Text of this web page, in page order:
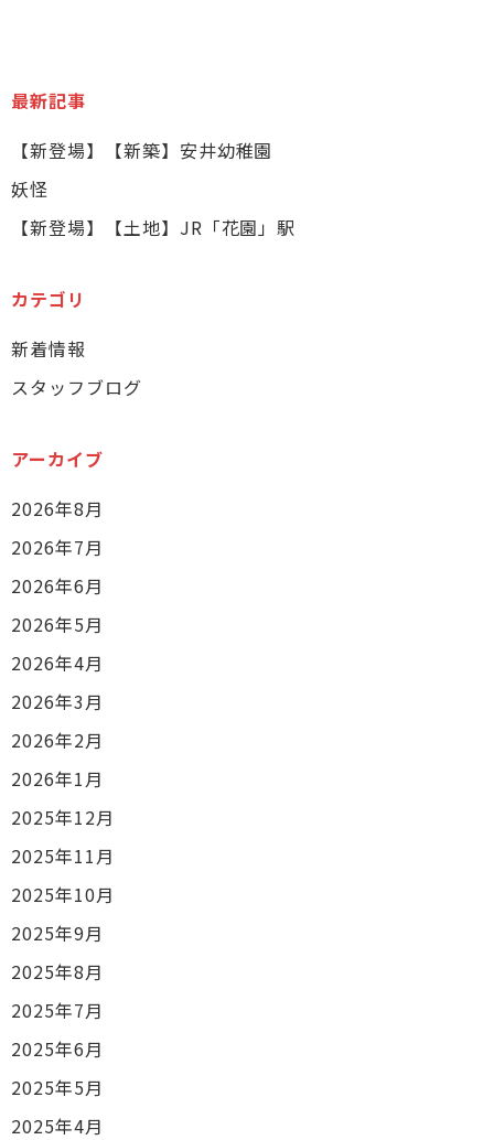
最新記事
【新登場】【新築】安井幼稚園
妖怪
【新登場】【土地】JR「花園」駅
カテゴリ
新着情報
スタッフブログ
アーカイブ
2026年8月
2026年7月
2026年6月
2026年5月
2026年4月
2026年3月
2026年2月
2026年1月
2025年12月
2025年11月
2025年10月
2025年9月
2025年8月
2025年7月
2025年6月
2025年5月
2025年4月